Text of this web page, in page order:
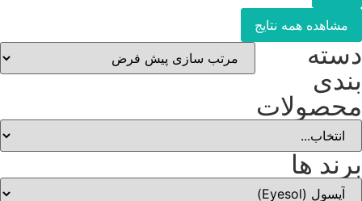
مشاهده همه نتایج
دسته
بندی
محصولات
برند ها